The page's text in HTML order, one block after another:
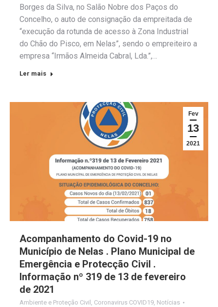
Borges da Silva, no Salão Nobre dos Paços do
Concelho, o auto de consignação da empreitada de
“execução da rotunda de acesso à Zona Industrial
do Chão do Pisco, em Nelas”, sendo o empreiteiro a
empresa “Irmãos Almeida Cabral, Lda.”,…
Ler mais
Fev
13
2021
Acompanhamento do Covid-19 no
Município de Nelas . Plano Municipal de
Emergência e Protecção Civil .
Informação nº 319 de 13 de fevereiro
de 2021
Ambiente e Proteção Civil , Coronavirus COVID19, Notícias